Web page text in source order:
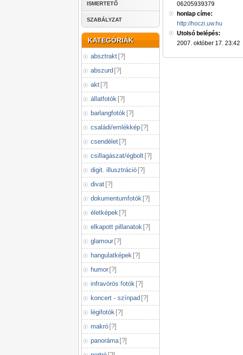
ISMERTETŐ
SZABÁLYZAT
KATEGÓRIÁK
absztrakt [?]
abszurd [?]
akt [?]
állatfotók [?]
barlangfotók [?]
családi/emlékkép [?]
csendélet [?]
csillagászat/égbolt [?]
digit. illusztráció [?]
divat [?]
dokumentumfotók [?]
életképek [?]
elkapott pillanatok [?]
glamour [?]
hangulatképek [?]
humor [?]
infravörös fotók [?]
koncert - színpad [?]
légifotók [?]
makró [?]
panoráma [?]
06205939379
honlap címe:
http://hoczi.uw.hu
Utolsó belépés:
2007. október 17. 23:42